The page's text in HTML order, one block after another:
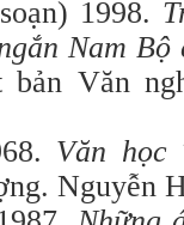
1998.
Nam
bản Văn
Văn học
Nguyễn